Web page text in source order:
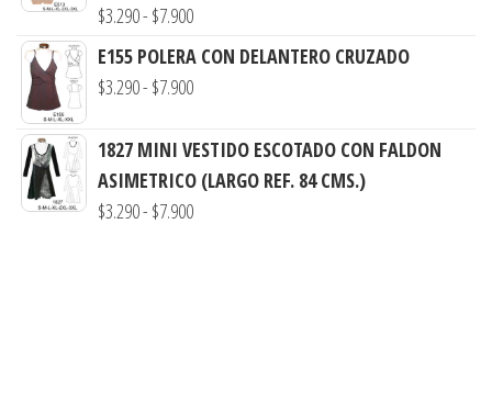
hasta
$7.900
$3.290- $7.900Rango
de
precios:
$3.290
hasta
$7.900
E155 POLERA CON DELANTERO CRUZADO
$3.290- $7.900Rango
precios:
desde
$3.290
1827 MINI VESTIDO ESCOTADO CON FALDON
ASIMETRICO (LARGO REF. 84 CMS.)
$3.290- $7.900Rango